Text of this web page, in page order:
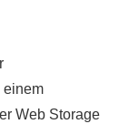
einem
Web Storage